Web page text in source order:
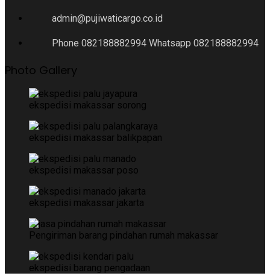
admin@pujiwaticargo.co.id
Phone 082188882994 Whatsapp 082188882994
Photo Gallery
ekspedisi makassar sorong
ekspedisi makassar balikpapan
ekspedisi makassar poso
ekspedisi makassar jakarta
Pengiriman barang pindahan rumah makassar
ekspedisi barang pengadaan